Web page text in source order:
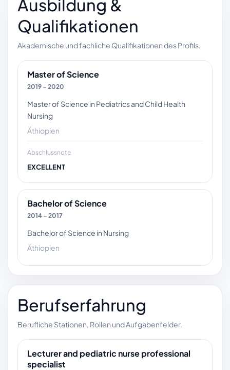
Ausbildung &
Qualifikationen
Akademische und fachliche Qualifikationen des Profils.
Master of Science
2019 – 2020
Master of Science in Pediatrics and Child Health
Nursing
Äthiopien
Abschlussnote
EXCELLENT
Bachelor of Science
2014 – 2017
Bachelor of Science in Nursing
Äthiopien
Berufserfahrung
Berufliche Stationen, Rollen und Aufgabenfelder.
Lecturer and pediatric nurse professional
specialist